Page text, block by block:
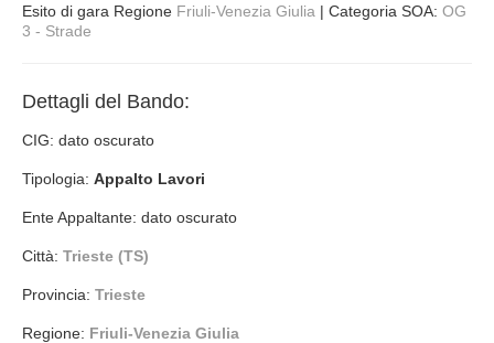
Esito di gara Regione Friuli-Venezia Giulia | Categoria SOA: OG
3 - Strade
Dettagli del Bando:
CIG: dato oscurato
Tipologia: Appalto Lavori
Ente Appaltante: dato oscurato
Città: Trieste (TS)
Provincia: Trieste
Regione: Friuli-Venezia Giulia